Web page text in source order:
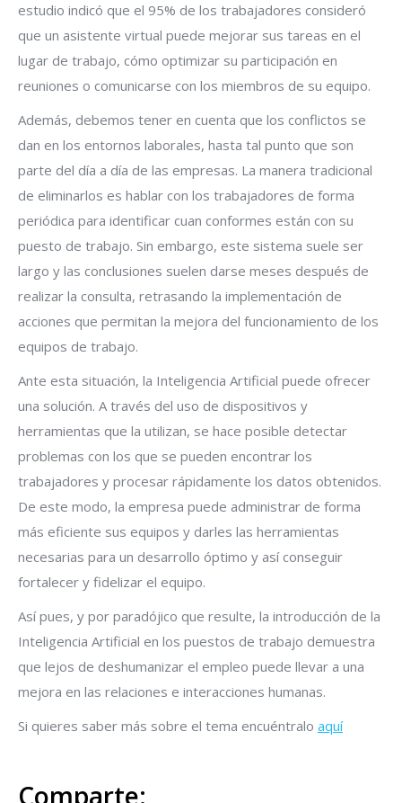
estudio indicó que el 95% de los trabajadores consideró
que un asistente virtual puede mejorar sus tareas en el
lugar de trabajo, cómo optimizar su participación en
reuniones o comunicarse con los miembros de su equipo.
Además, debemos tener en cuenta que los conflictos se
dan en los entornos laborales, hasta tal punto que son
parte del día a día de las empresas. La manera tradicional
de eliminarlos es hablar con los trabajadores de forma
periódica para identificar cuan conformes están con su
puesto de trabajo. Sin embargo, este sistema suele ser
largo y las conclusiones suelen darse meses después de
realizar la consulta, retrasando la implementación de
acciones que permitan la mejora del funcionamiento de los
equipos de trabajo.
Ante esta situación, la Inteligencia Artificial puede ofrecer
una solución. A través del uso de dispositivos y
herramientas que la utilizan, se hace posible detectar
problemas con los que se pueden encontrar los
trabajadores y procesar rápidamente los datos obtenidos.
De este modo, la empresa puede administrar de forma
más eficiente sus equipos y darles las herramientas
necesarias para un desarrollo óptimo y así conseguir
fortalecer y fidelizar el equipo.
Así pues, y por paradójico que resulte, la introducción de la
Inteligencia Artificial en los puestos de trabajo demuestra
que lejos de deshumanizar el empleo puede llevar a una
mejora en las relaciones e interacciones humanas.
Si quieres saber más sobre el tema encuéntralo aquí
Comparte: